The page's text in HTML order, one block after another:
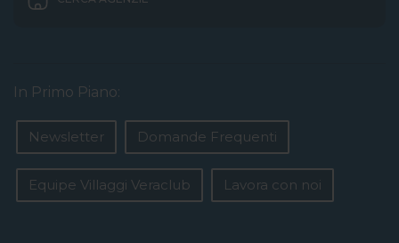
In Primo Piano:
Newsletter Domande Frequenti
Equipe Villaggi Veraclub Lavora con noi